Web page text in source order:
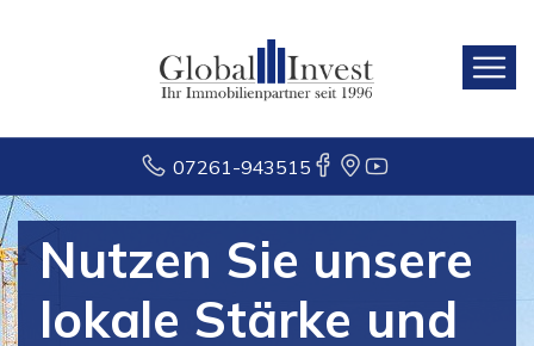
07261-943515
Nutzen Sie unsere
lokale Stärke und